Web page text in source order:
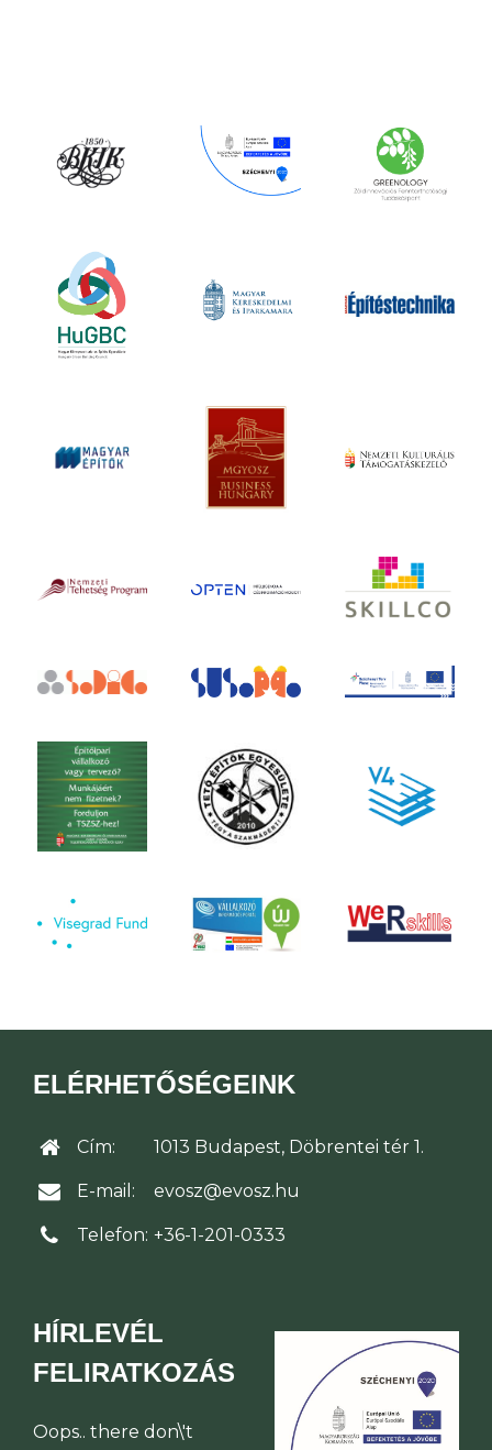
ELÉRHETŐSÉGEINK
Cím: 1013 Budapest, Döbrentei tér 1.
E-mail: evosz@evosz.hu
Telefon: +36-1-201-0333
HÍRLEVÉL
FELIRATKOZÁS
Oops.. there don\'t